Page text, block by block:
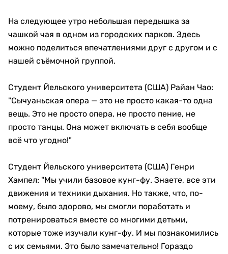
На следующее утро небольшая передышка за
чашкой чая в одном из городских парков. Здесь
можно поделиться впечатлениями друг с другом и с
нашей съёмочной группой.
Студент Йельского университета (США) Райан Чао:
"Сычуаньская опера — это не просто какая-то одна
вещь. Это не просто опера, не просто пение, не
просто танцы. Она может включать в себя вообще
всё что угодно!"
Студент Йельского университета (США) Генри
Хампел: "Мы учили базовое кунг-фу. Знаете, все эти
движения и техники дыхания. Но также, что, по-
моему, было здорово, мы смогли поработать и
потренироваться вместе со многими детьми,
которые тоже изучали кунг-фу. И мы познакомились
с их семьями. Это было замечательно! Гораздо